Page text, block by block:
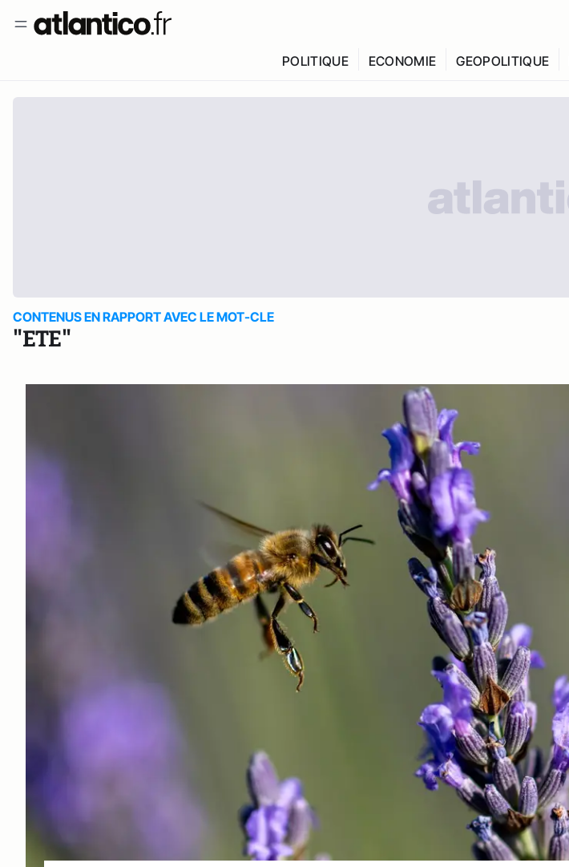
POLITIQUE ECONOMIE GEOPOLITIQUE
CONTENUS EN RAPPORT AVEC LE MOT-CLE
"ETE"